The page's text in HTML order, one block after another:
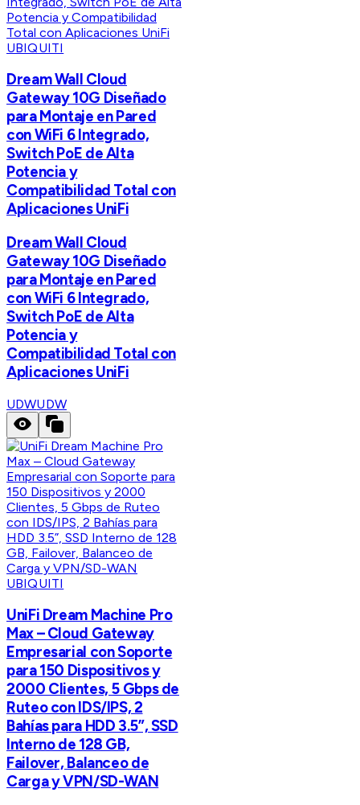
UBIQUITI
Dream Wall Cloud
Gateway 10G Diseñado
para Montaje en Pared
con WiFi 6 Integrado,
Switch PoE de Alta
Potencia y
Compatibilidad Total con
Aplicaciones UniFi
Dream Wall Cloud
Gateway 10G Diseñado
para Montaje en Pared
con WiFi 6 Integrado,
Switch PoE de Alta
Potencia y
Compatibilidad Total con
Aplicaciones UniFi
UDWUDW
UBIQUITI
UniFi Dream Machine Pro
Max – Cloud Gateway
Empresarial con Soporte
para 150 Dispositivos y
2000 Clientes, 5 Gbps de
Ruteo con IDS/IPS, 2
Bahías para HDD 3.5”, SSD
Interno de 128 GB,
Failover, Balanceo de
Carga y VPN/SD-WAN